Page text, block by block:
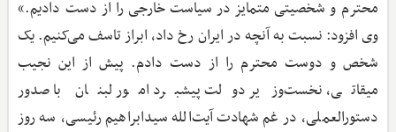
محترم و شخصیتی متمایز در سیاست خارجی را از دست دادیم.»
وی افزود: نسبت به آنچه در ایران رخ داد، ابراز تاسف می‌کنیم. یک
شخص و دوست محترم را از دست دادم. پیش از این نجیب
میقاتی، نخست‌وزیر دولت پیشبرد امور لبنان با صدور
دستورالعملی، در غم شهادت آیت‌الله سیدابراهیم رئیسی، سه روز